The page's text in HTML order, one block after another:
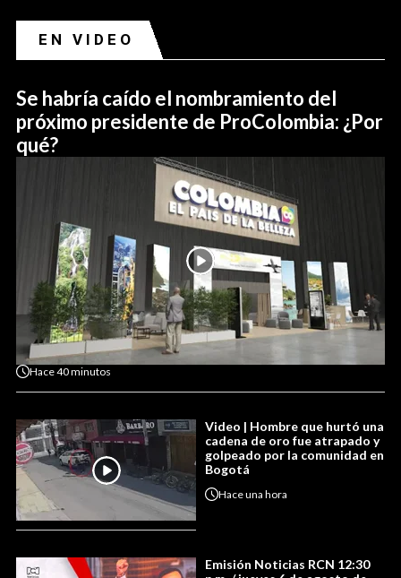
EN VIDEO
Se habría caído el nombramiento del
próximo presidente de ProColombia: ¿Por
qué?
Hace40 minutos
Video | Hombre que hurtó una
cadena de oro fue atrapado y
golpeado por la comunidad en
Bogotá
Haceuna hora
Emisión Noticias RCN 12:30